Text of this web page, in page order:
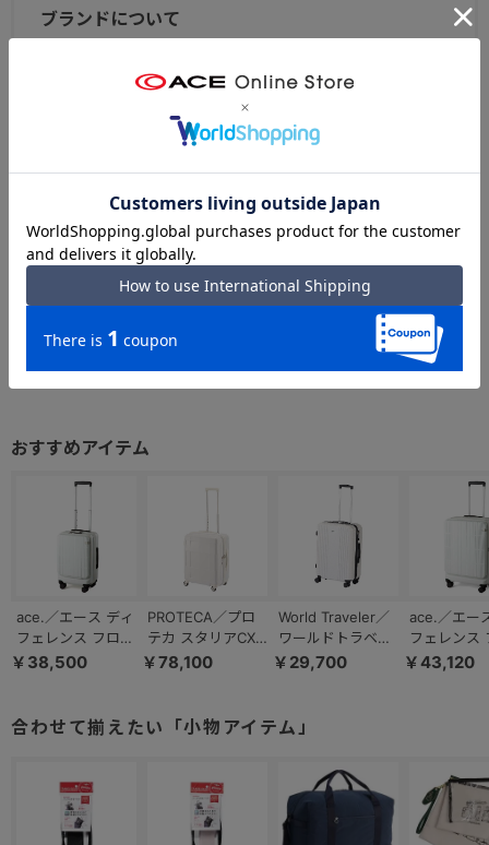
ブランドについて
『ace.』は「すべての移動を旅と捉え、その移動を快適
にする最適なカタチを提供する。」をコンセプトに、トラ
ベルからカジュアル、ビジネスまで幅広いアイテムを扱う
バッグ＆ラゲージブランドです。
エースオンラインストア ace. トップへ
ace.ブランドサイトへ
ace.／エース ディ
フェレンス フロン
トオープン 機内持
05721
￥38,500
PROTECA／プロ
テカ スタリアCXR
02352 スーツケー
￥78,100
World Traveler／
ワールドトラベラ
ー ボトムベイ 53L
06952
￥29,700
ace.／エー
フェレンス
トオープン
￥43,120
合わせて揃えたい「小物アイテム」